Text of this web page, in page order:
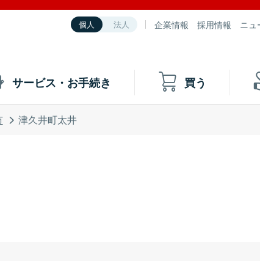
個人 法人 企業情報 採用情報 ニュ
サービス・お手続き 買う
津久井町太井